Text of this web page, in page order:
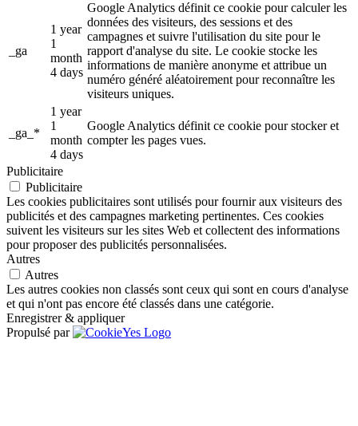
_ga
1 year
1
month
4 days
Google Analytics définit ce cookie pour calculer les
données des visiteurs, des sessions et des
campagnes et suivre l'utilisation du site pour le
rapport d'analyse du site. Le cookie stocke les
informations de manière anonyme et attribue un
numéro généré aléatoirement pour reconnaître les
visiteurs uniques.
_ga_*
1 year
1
month
4 days
Google Analytics définit ce cookie pour stocker et
compter les pages vues.
Publicitaire
Publicitaire
Les cookies publicitaires sont utilisés pour fournir aux visiteurs des
publicités et des campagnes marketing pertinentes. Ces cookies
suivent les visiteurs sur les sites Web et collectent des informations
pour proposer des publicités personnalisées.
Autres
Autres
Les autres cookies non classés sont ceux qui sont en cours d'analyse
et qui n'ont pas encore été classés dans une catégorie.
Enregistrer & appliquer
Propulsé par